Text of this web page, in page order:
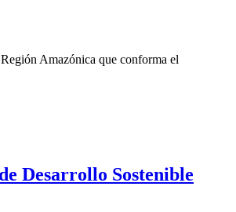
Amazónica que conforma el
Desarrollo Sostenible